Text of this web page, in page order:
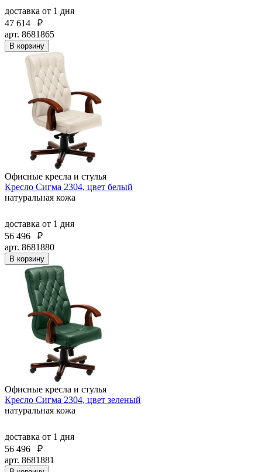
доставка от 1 дня
47 614
₽
арт. 8681865
В корзину
Офисные кресла и стулья
Кресло Сигма 2304, цвет белый
натуральная кожа
доставка от 1 дня
56 496
₽
арт. 8681880
В корзину
Офисные кресла и стулья
Кресло Сигма 2304, цвет зеленый
натуральная кожа
доставка от 1 дня
56 496
₽
арт. 8681881